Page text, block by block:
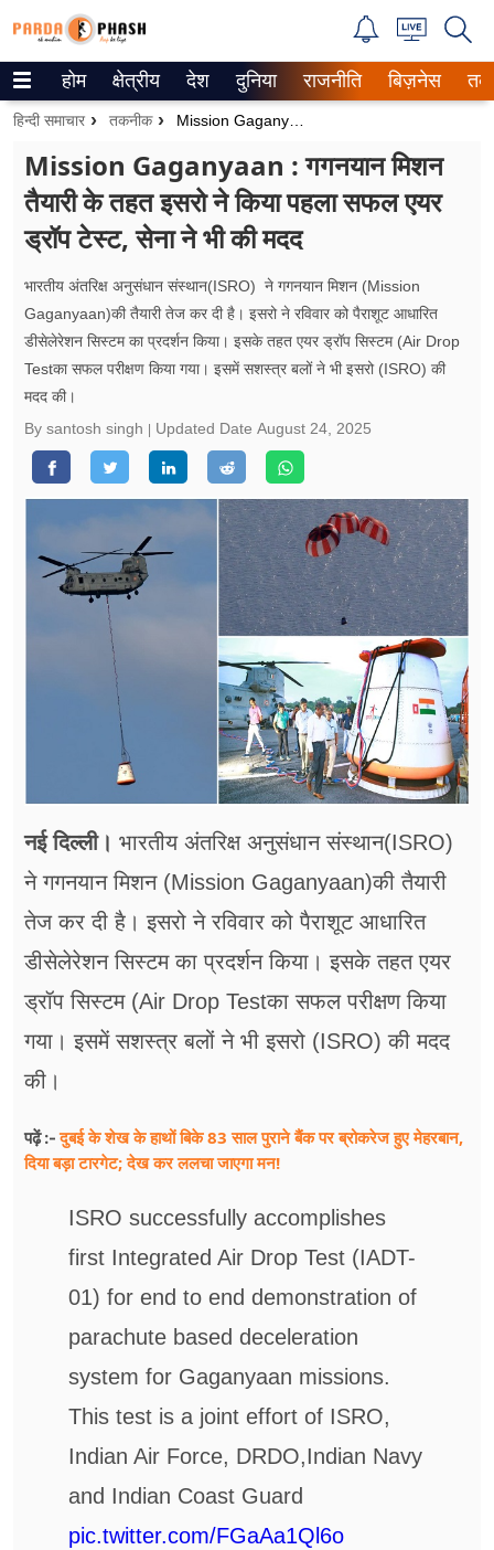
Trending on Google News
वेब स्टोरीज
उत्तर प्रदेश
वीडियो
रिलेशनशिप
जीवन मंत्रा
फूड
सेहत
होम क्षेत्रीय देश दुनिया राजनीति बिज़नेस
हिन्दी समाचार तकनीक
Mission Gaganyaan : गगनयान मिशन
तैयारी के तहत इसरो ने किया पहला सफल एयर
ड्रॉप टेस्ट, सेना ने भी की मदद
भारतीय अंतरिक्ष अनुसंधान संस्थान(ISRO) ने गगनयान मिशन (Mission
Gaganyaan)की तैयारी तेज कर दी है। इसरो ने रविवार को पैराशूट आधारित
डीसेलेरेशन सिस्टम का प्रदर्शन किया। इसके तहत एयर ड्रॉप सिस्टम (Air Drop
Testका सफल परीक्षण किया गया। इसमें सशस्त्र बलों ने भी इसरो (ISRO) की
मदद की।
By santosh singh
Updated Date August 24, 2025
नई दिल्ली। भारतीय अंतरिक्ष अनुसंधान संस्थान(ISRO)
ने गगनयान मिशन (Mission Gaganyaan)की तैयारी
तेज कर दी है। इसरो ने रविवार को पैराशूट आधारित
डीसेलेरेशन सिस्टम का प्रदर्शन किया। इसके तहत एयर
ड्रॉप सिस्टम (Air Drop Testका सफल परीक्षण किया
गया। इसमें सशस्त्र बलों ने भी इसरो (ISRO) की मदद
की।
पढ़ें :-दुबई के शेख के हाथों बिके 83 साल पुराने बैंक पर ब्रोकरेज हुए मेहरबान,
दिया बड़ा टारगेट; देख कर ललचा जाएगा मन!
ISRO successfully accomplishes
first Integrated Air Drop Test (IADT-
01) for end to end demonstration of
parachute based deceleration
system for Gaganyaan missions.
This test is a joint effort of ISRO,
Indian Air Force, DRDO,Indian Navy
and Indian Coast Guard
pic.twitter.com/FGaAa1Ql6o